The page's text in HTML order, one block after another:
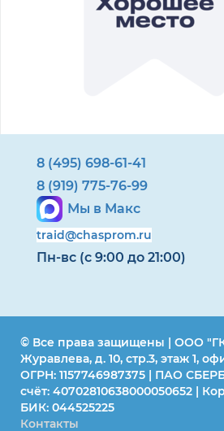
8 (495) 698-61-41
8 (919) 775-76-99
Мы в Макс
traid@chasprom.ru
Пн-вс (с 9:00 до 21:00)
© Все права защищены | ООО
Журавлева, д. 10, стр.3, этаж 1,
ОГРН: 1157746987375 | ПАО
счёт: 40702810638000050652 |
БИК: 044525225
Контакты